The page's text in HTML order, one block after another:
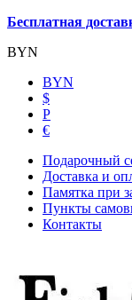
Бесплатная
BYN
BYN
$
Р
€
Подарочный
Доставка и
Памятка при
Пункты
Контакты